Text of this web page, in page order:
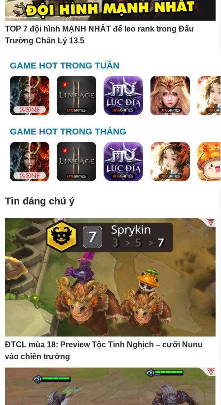
TOP 7 đội hình MẠNH NHẤT để leo rank trong Đấu
Trường Chân Lý 13.5
GAME HOT TRONG TUẦN
GAME HOT TRONG THÁNG
Tin đáng chú ý
ĐTCL mùa 18: Preview Tộc Tinh Nghịch – cưỡi Nunu
vào chiến trường